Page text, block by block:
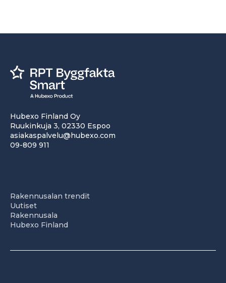
Hubexo Finland Oy
Ruukinkuja 3, 02330 Espoo
asiakaspalvelu@hubexo.com
09-809 911
Rakennusalan trendit
Uutiset
Rakennusala
Hubexo Finland